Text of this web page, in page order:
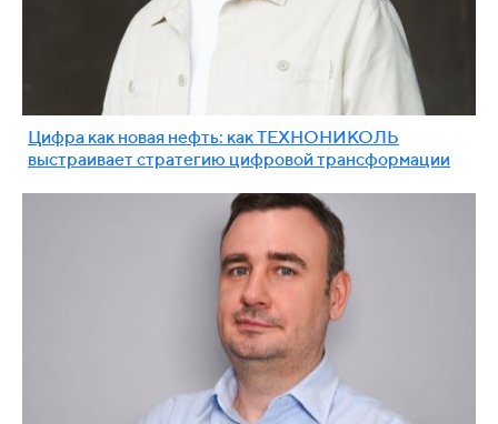
Цифра как новая нефть: как ТЕХНОНИКОЛЬ
выстраивает стратегию цифровой трансформации